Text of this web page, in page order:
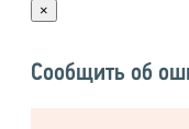
×
Сообщить об